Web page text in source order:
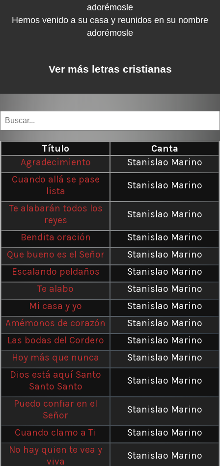
adorémosle
Hemos venido a su casa y reunidos en su nombre
adorémosle
Ver más letras cristianas
Título
Canta
Agradecimiento
Stanislao Marino
Cuando allá se pase
lista
Stanislao Marino
Te alabarán todos los
reyes
Stanislao Marino
Bendita oración
Stanislao Marino
Que bueno es el Señor
Stanislao Marino
Escalando peldaños
Stanislao Marino
Te alabo
Stanislao Marino
Mi casa y yo
Stanislao Marino
Amémonos de corazón
Stanislao Marino
Las bodas del Cordero
Stanislao Marino
Hoy más que nunca
Stanislao Marino
Dios está aquí Santo
Santo Santo
Stanislao Marino
Puedo confiar en el
Señor
Stanislao Marino
Cuando clamo a Ti
Stanislao Marino
No hay quien te vea y
viva
Stanislao Marino